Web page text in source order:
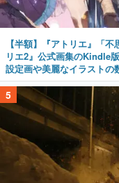
【半額】『アトリエ』「
リエ2』公式画集のKindle
設定画や美麗なイラストの
5